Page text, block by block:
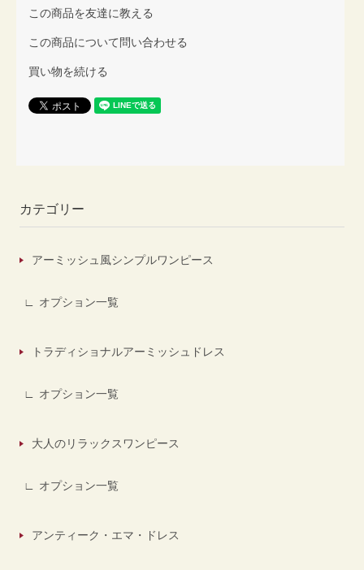
この商品を友達に教える
この商品について問い合わせる
買い物を続ける
カテゴリー
アーミッシュ風シンプルワンピース
オプション一覧
トラディショナルアーミッシュドレス
オプション一覧
大人のリラックスワンピース
オプション一覧
アンティーク・エマ・ドレス